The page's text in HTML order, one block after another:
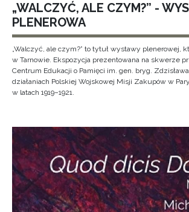
„WALCZYĆ, ALE CZYM?” -
PLENEROWA
„Walczyć, ale czym?” to tytuł wystawy plenerowej,
w Tarnowie. Ekspozycja prezentowana na skwerze
Centrum Edukacji o Pamięci im. gen. bryg.
działaniach Polskiej Wojskowej Misji Zakupów w
w latach 1919–1921.